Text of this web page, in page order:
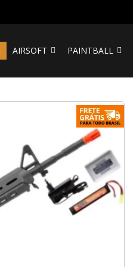
AIRSOFT PAINTBALL